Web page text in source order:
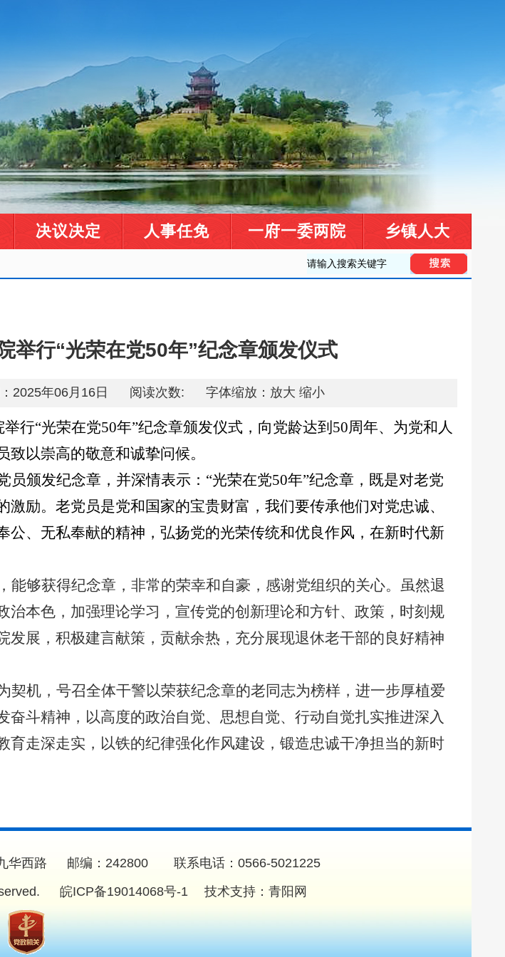
决议决定 人事任免 一府一委两院 乡镇人大
举行“光荣在党50年”纪念章颁发仪式
2025年06月16日 阅读次数: 字体缩放： 放大 缩小
行“光荣在党50年”纪念章颁发仪式，向党龄达到50周年、为党和人
以崇高的敬意和诚挚问候。
员颁发纪念章，并深情表示：“光荣在党50年”纪念章，既是对老党
激励。老党员是党和国家的宝贵财富，我们要传承他们对党忠诚、
公、无私奉献的精神，弘扬党的光荣传统和优良作风，在新时代新
能够获得纪念章，非常的荣幸和自豪，感谢党组织的关心。虽然退
治本色，加强理论学习，宣传党的创新理论和方针、政策，时刻规
发展，积极建言献策，贡献余热，充分展现退休老干部的良好精神
契机，号召全体干警以荣获纪念章的老同志为榜样，进一步厚植爱
奋斗精神，以高度的政治自觉、思想自觉、行动自觉扎实推进深入
育走深走实，以铁的纪律强化作风建设，锻造忠诚干净担当的新时
华西路 邮编：242800 联系电话：0566-5021225
皖ICP备19014068号-1 技术支持： 青阳网